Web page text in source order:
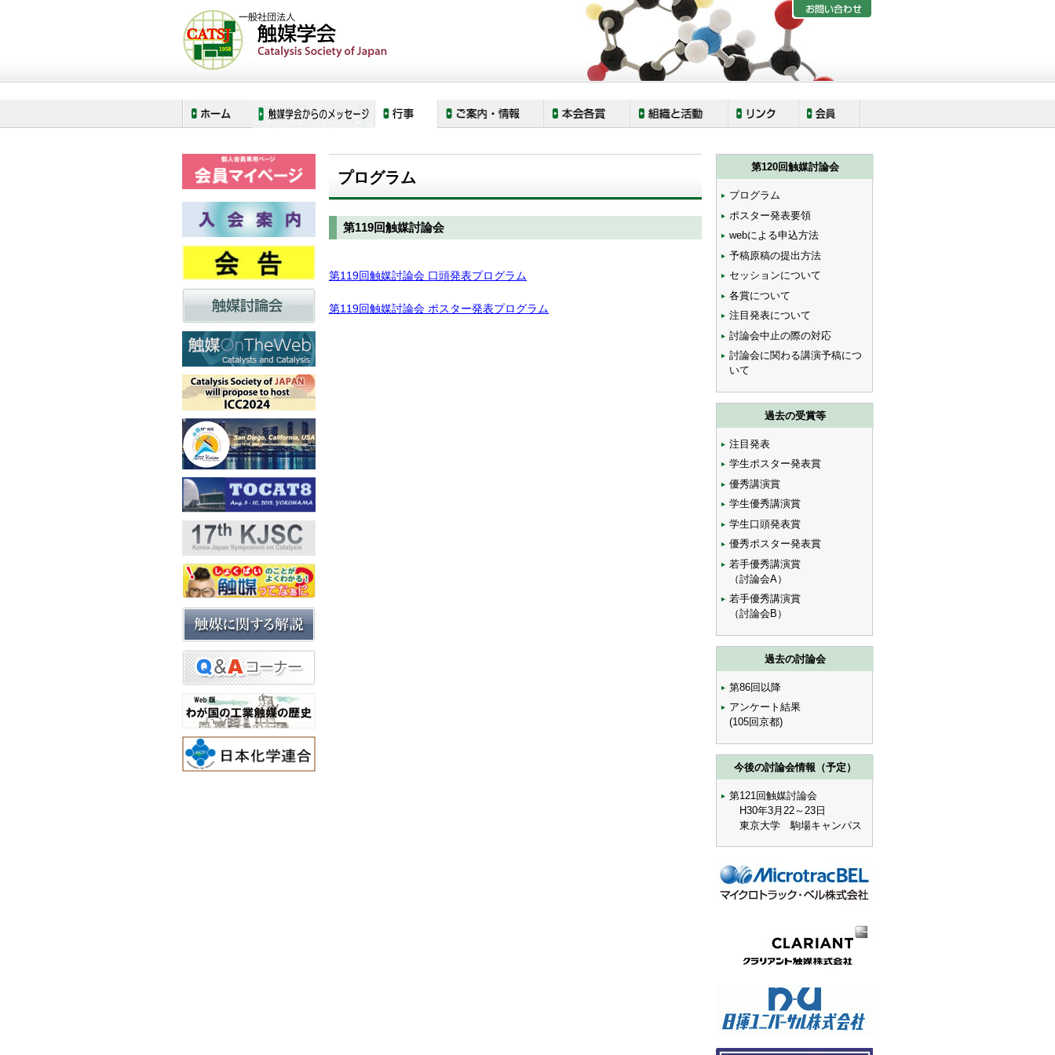
ホーム 行事 触媒討論会
プログラム
第119回触媒討論会
第119回触媒討論会 口頭発表プログラム
第119回触媒討論会 ポスター発表プログラム
第120回触媒討論会
プログラム
ポスター発表要領
webによる申込方法
予稿原稿の提出方法
セッションについて
各賞について
注目発表について
討論会中止の際の対応
討論会に関わる講演予稿につ
いて
過去の受賞等
注目発表
学生ポスター発表賞
優秀講演賞
学生優秀講演賞
学生口頭発表賞
優秀ポスター発表賞
若手優秀講演賞
（討論会A）
若手優秀講演賞
（討論会B）
過去の討論会
第86回以降
アンケート結果
(105回京都)
今後の討論会情報（予定）
第121回触媒討論会
H30年3月22～23日
東京大学 駒場キャンパス